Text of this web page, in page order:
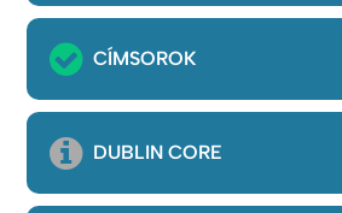
CÍMSOROK
DUBLIN CORE